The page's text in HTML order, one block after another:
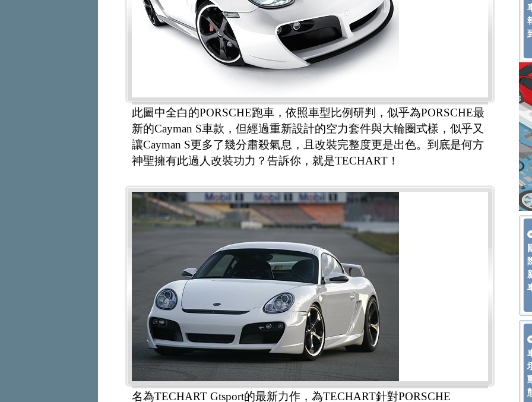
此圖中全白的PORSCHE跑車，依照車型比例研判，似乎為PORSCHE最
新的Cayman S車款，但經過重新設計的空力套件與大輪圈式樣，似乎又
讓Cayman S更多了幾分肅殺氣息，且改裝完整度更是出色。到底是何方
神聖擁有此過人改裝功力？告訴你，就是TECHART！
名為TECHART Gtsport的最新力作，為TECHART針對PORSCHE